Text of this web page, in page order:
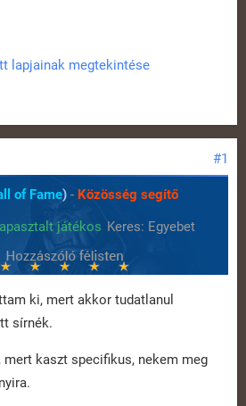
lapjainak megtekintése
#1
of Fame) - Közösség segítő
játékos Keres: Egyebet
ki, mert akkor tudatlanul
sírnék.
mert kaszt specifikus, nekem meg